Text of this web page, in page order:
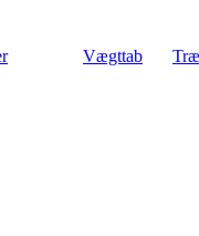
Vægttab